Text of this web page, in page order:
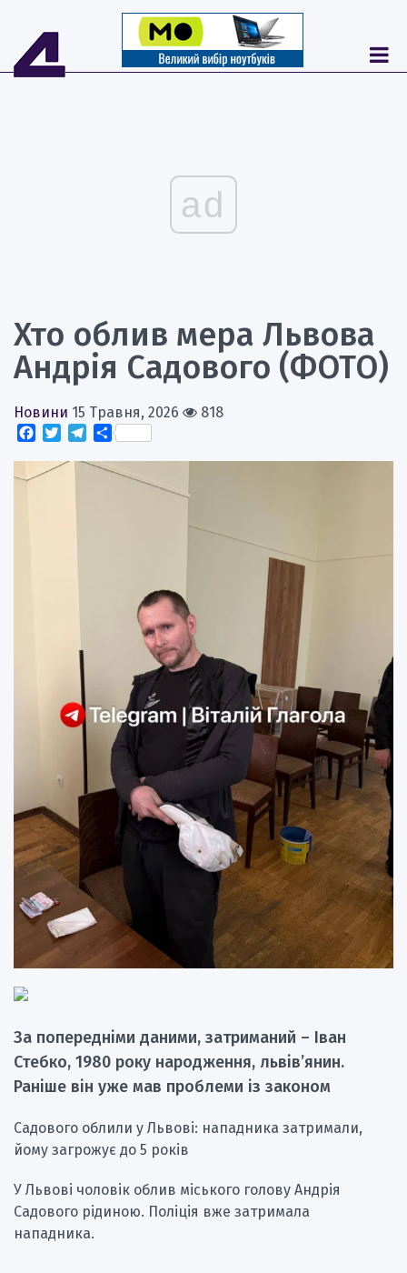
ad
Хто облив мера Львова
Андрія Садового (ФОТО)
Новини 15 Травня, 2026
818
Facebook
TwitterTelegram
Поділитися
За попередніми даними, затриманий – Іван
Стебко, 1980 року народження, львів’янин.
Раніше він уже мав проблеми із законом
Садового облили у Львові: нападника затримали,
йому загрожує до 5 років
У Львові чоловік облив міського голову Андрія
Садового рідиною. Поліція вже затримала
нападника.